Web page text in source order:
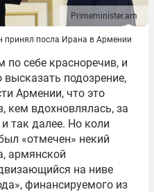
Primeminister.am
принял посла Ирана в Армении
себе красноречив, и
подозрение,
Армении, что это
кем вдохновлялась, за
так далее. Но коли
«отмечен» некий
армянской
на ниве
финансируемого из